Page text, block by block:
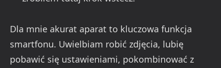
Dla mnie akurat aparat to kluczowa funkcja
smartfonu. Uwielbiam robić zdjęcia, lubię
pobawić się ustawieniami, pokombinować z